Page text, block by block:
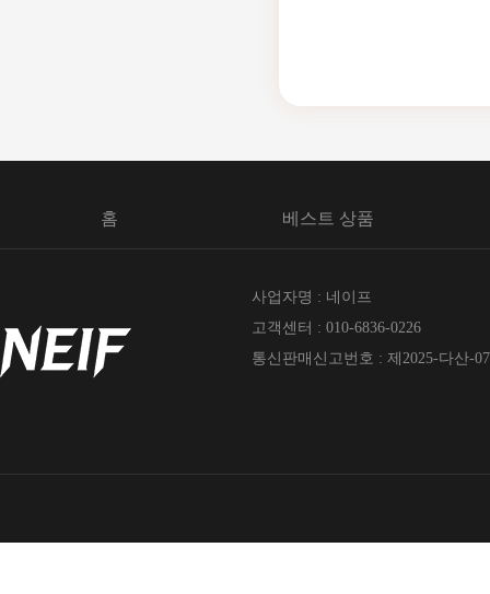
홈 베스트 상품
사업자명 : 네이프
고객센터 : 010-6836-0226
통신판매신고번호 : 제2025-다산-